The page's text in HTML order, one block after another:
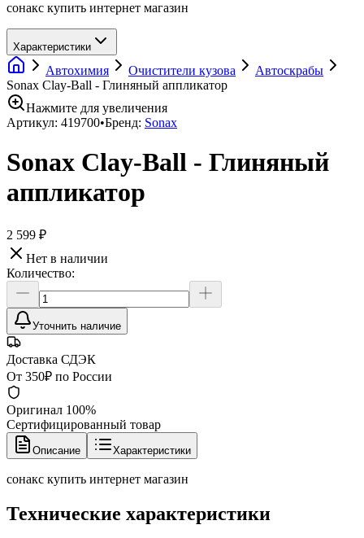
сонакс купить интернет магазин
Характеристики
Автохимия Очистители кузова
Автоскрабы
Sonax Clay-Ball - Глиняный аппликатор
Нажмите для увеличения
Артикул: 419700•Бренд: Sonax
Sonax Clay-Ball - Глиняный
аппликатор
2 599 ₽
Нет в наличии
Количество:
Уточнить наличие
Доставка СДЭК
От 350₽ по России
Оригинал 100%
Сертифицированный товар
Описание Характеристики
сонакс купить интернет магазин
Технические характеристики